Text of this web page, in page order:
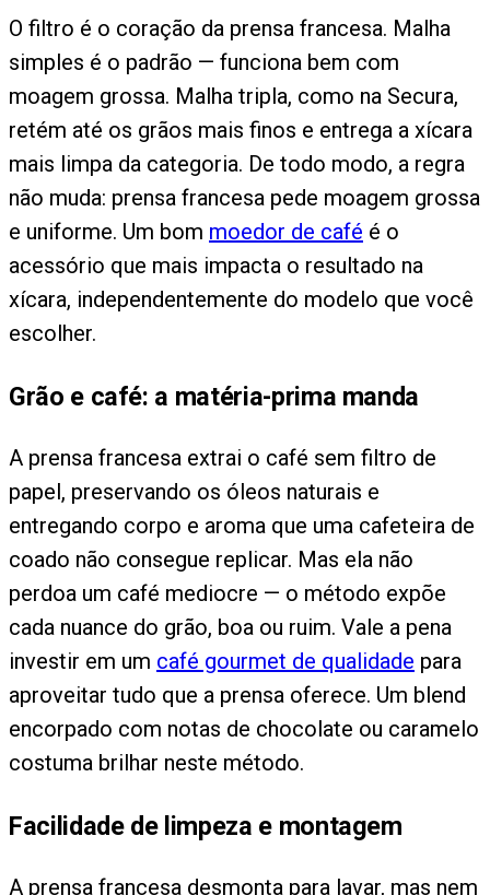
O filtro é o coração da prensa francesa. Malha
simples é o padrão — funciona bem com
moagem grossa. Malha tripla, como na Secura,
retém até os grãos mais finos e entrega a xícara
mais limpa da categoria. De todo modo, a regra
não muda: prensa francesa pede moagem grossa
e uniforme. Um bom moedor de café é o
acessório que mais impacta o resultado na
xícara, independentemente do modelo que você
escolher.
Grão e café: a matéria-prima manda
A prensa francesa extrai o café sem filtro de
papel, preservando os óleos naturais e
entregando corpo e aroma que uma cafeteira de
coado não consegue replicar. Mas ela não
perdoa um café mediocre — o método expõe
cada nuance do grão, boa ou ruim. Vale a pena
investir em um café gourmet de qualidade para
aproveitar tudo que a prensa oferece. Um blend
encorpado com notas de chocolate ou caramelo
costuma brilhar neste método.
Facilidade de limpeza e montagem
A prensa francesa desmonta para lavar, mas nem